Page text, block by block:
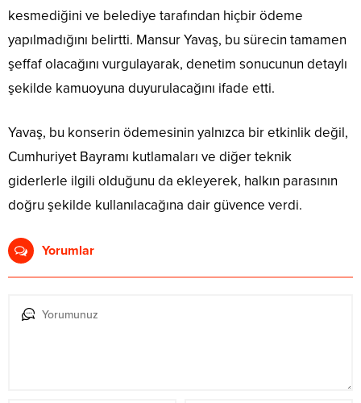
kesmediğini ve belediye tarafından hiçbir ödeme
yapılmadığını belirtti. Mansur Yavaş, bu sürecin tamamen
şeffaf olacağını vurgulayarak, denetim sonucunun detaylı
şekilde kamuoyuna duyurulacağını ifade etti.
Yavaş, bu konserin ödemesinin yalnızca bir etkinlik değil,
Cumhuriyet Bayramı kutlamaları ve diğer teknik
giderlerle ilgili olduğunu da ekleyerek, halkın parasının
doğru şekilde kullanılacağına dair güvence verdi​​​​.
Yorumlar